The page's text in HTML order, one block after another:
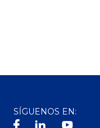
SÍGUENOS EN: